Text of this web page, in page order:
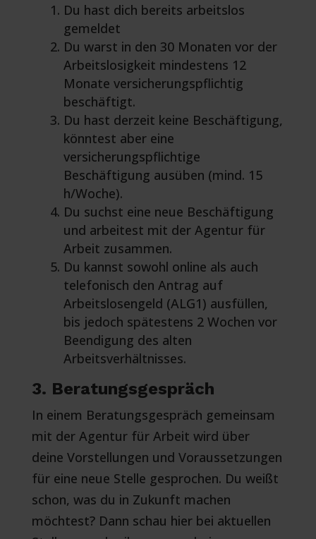
Du hast dich bereits arbeitslos
gemeldet
Du warst in den 30 Monaten vor der
Arbeitslosigkeit mindestens 12
Monate versicherungspflichtig
beschäftigt.
Du hast derzeit keine Beschäftigung,
könntest aber eine
versicherungspflichtige
Beschäftigung ausüben (mind. 15
h/Woche).
Du suchst eine neue Beschäftigung
und arbeitest mit der Agentur für
Arbeit zusammen.
Du kannst sowohl online als auch
telefonisch den Antrag auf
Arbeitslosengeld (ALG1) ausfüllen,
bis jedoch spätestens 2 Wochen vor
Beendigung des alten
Arbeitsverhältnisses.
3. Beratungsgespräch
In einem Beratungsgespräch gemeinsam
mit der Agentur für Arbeit wird über
deine Vorstellungen und Voraussetzungen
für eine neue Stelle gesprochen. Du weißt
schon, was du in Zukunft machen
möchtest? Dann schau hier bei aktuellen